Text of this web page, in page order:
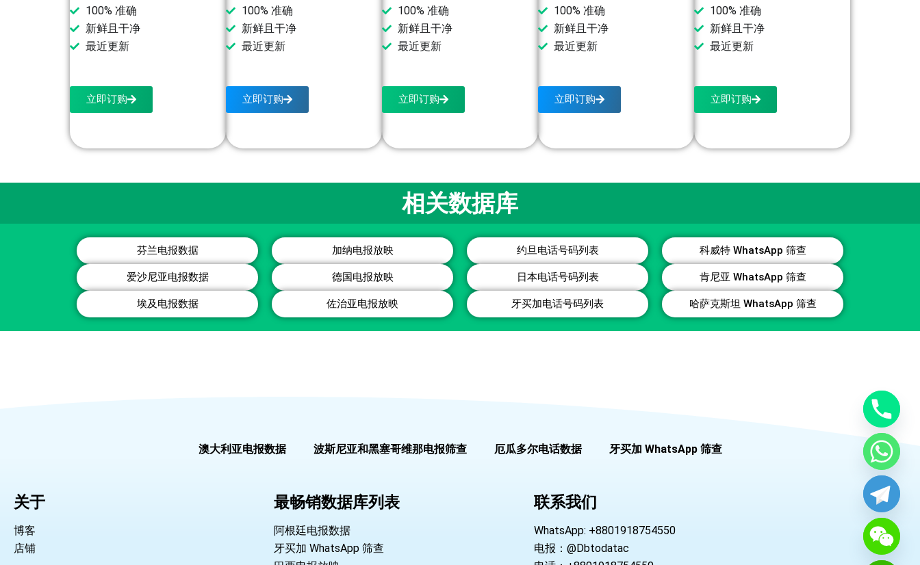
100% 准确
新鲜且干净
最近更新
立即订购
100% 准确
新鲜且干净
最近更新
立即订购
100% 准确
新鲜且干净
最近更新
立即订购
100% 准确
新鲜且干净
最近更新
立即订购
100% 准确
新鲜且干净
最近更新
立即订购
相关数据库
芬兰电报数据
爱沙尼亚电报数据
埃及电报数据
加纳电报放映
德国电报放映
佐治亚电报放映
约旦电话号码列表
日本电话号码列表
牙买加电话号码列表
科威特 WhatsApp 筛查
肯尼亚 WhatsApp 筛查
哈萨克斯坦 WhatsApp 筛查
澳大利亚电报数据 波斯尼亚和黑塞哥维那电报筛查 厄瓜多尔电话数据 牙买加 WhatsApp 筛查
关于
博客
店铺
最畅销数据库列表
阿根廷电报数据
牙买加 WhatsApp 筛查
联系我们
WhatsApp: +8801918754550
电报：@Dbtodatac